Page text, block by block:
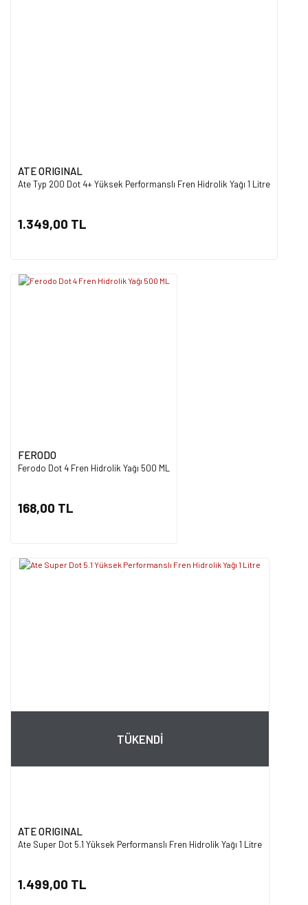
ATE ORIGINAL
Ate Typ 200 Dot 4+ Yüksek Performanslı Fren Hidrolik Yağı 1 Litre
1.349,00 TL
FERODO
Ferodo Dot 4 Fren Hidrolik Yağı 500 ML
168,00 TL
TÜKENDİ
ATE ORIGINAL
Ate Super Dot 5.1 Yüksek Performanslı Fren Hidrolik Yağı 1 Litre
1.499,00 TL